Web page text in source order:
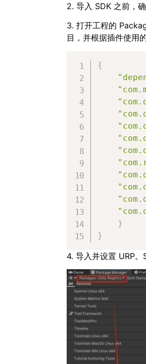
2. 导入 SDK 之前，
3. 打开工程的
目，并根据插件使用
{
}
}
4. 导入并设置 URP。